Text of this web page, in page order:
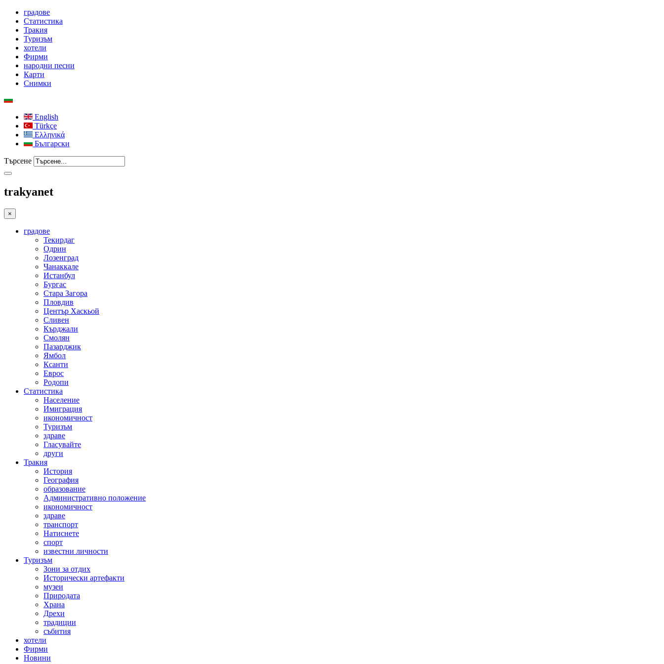
градове
Статистика
Тракия
Туризъм
хотели
Фирми
народни песни
Карти
Снимки
English
Türkçe
Ελληνικά
Български
Търсене
trakyanet
×
градове
Текирдаг
Одрин
Лозенград
Чанаккале
Истанбул
Бургас
Стара Загора
Пловдив
Център Хаскьой
Сливен
Кърджали
Смолян
Пазарджик
Ямбол
Ксанти
Еврос
Родопи
Статистика
Население
Имиграция
икономичност
Туризъм
здраве
Гласувайте
други
Тракия
История
География
образование
Административно положение
икономичност
здраве
транспорт
Натиснете
спорт
известни личности
Туризъм
Зони за отдих
Исторически артефакти
музеи
Природата
Храна
Дрехи
традиции
събития
хотели
Фирми
Новини